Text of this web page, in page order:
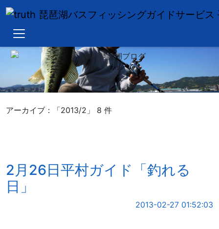
Blog top
アーカイブ：「2013/2」 8 件
2月26日平村ガイド「釣れる
日」
2013-02-27 01:52:03